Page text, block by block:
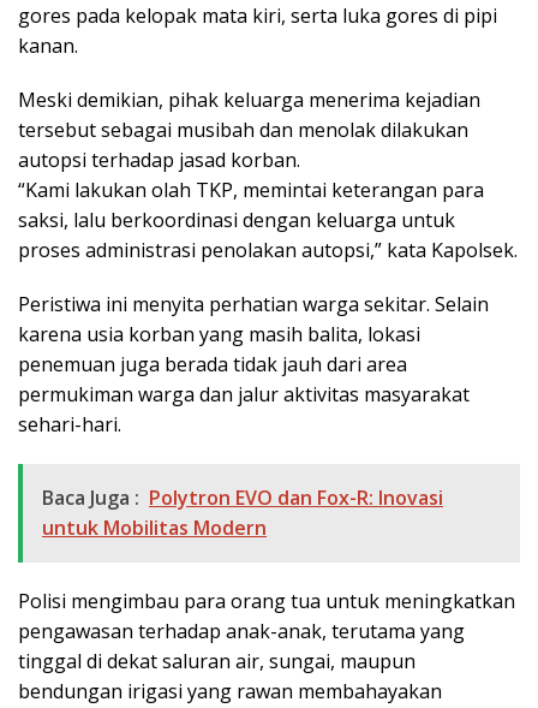
gores pada kelopak mata kiri, serta luka gores di pipi
kanan.
Meski demikian, pihak keluarga menerima kejadian
tersebut sebagai musibah dan menolak dilakukan
autopsi terhadap jasad korban.
“Kami lakukan olah TKP, memintai keterangan para
saksi, lalu berkoordinasi dengan keluarga untuk
proses administrasi penolakan autopsi,” kata Kapolsek.
Peristiwa ini menyita perhatian warga sekitar. Selain
karena usia korban yang masih balita, lokasi
penemuan juga berada tidak jauh dari area
permukiman warga dan jalur aktivitas masyarakat
sehari-hari.
Baca Juga : Polytron EVO dan Fox-R: Inovasi
untuk Mobilitas Modern
Polisi mengimbau para orang tua untuk meningkatkan
pengawasan terhadap anak-anak, terutama yang
tinggal di dekat saluran air, sungai, maupun
bendungan irigasi yang rawan membahayakan